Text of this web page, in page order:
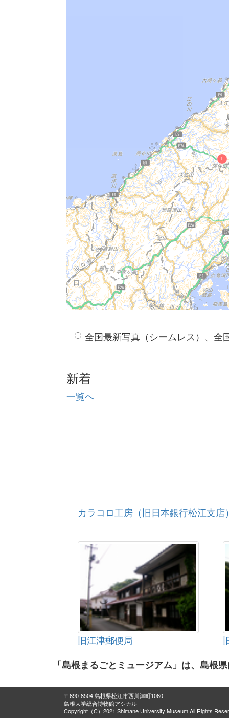
全国最新写真（シームレス）、全
新着
一覧へ
カラコロ工房（旧日本銀行松江支店
旧江津郵便局
「島根まるごとミュージアム」は、島根
〒690-8504 島根県松江市西川津町1060
島根大学総合博物館アシカル
Copyright（C）2021 Shimane University Museum All Rights